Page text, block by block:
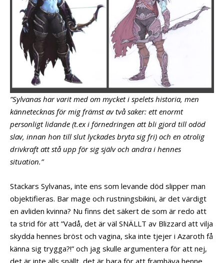
”Sylvanas har varit med om mycket i spelets historia, men
kännetecknas för mig främst av två saker: ett enormt
personligt lidande (t.ex i förnedringen att bli gjord till odöd
slav, innan hon till slut lyckades bryta sig fri) och en otrolig
drivkraft att stå upp för sig själv och andra i hennes
situation.”
Stackars Sylvanas, inte ens som levande död slipper man
objektifieras. Bar mage och rustningsbikini, är det värdigt
en avliden kvinna? Nu finns det säkert de som är redo att
ta strid för att ”Vadå, det är väl SNÄLLT av Blizzard att vilja
skydda hennes bröst och vagina, ska inte tjejer i Azaroth få
känna sig trygga?!” och jag skulle argumentera för att nej,